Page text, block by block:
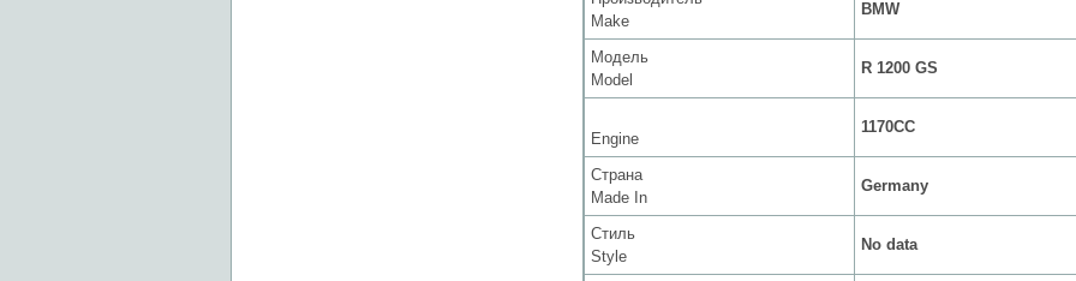
Make
BMW
Модель
Model
R 1200 GS
Engine
1170CC
Страна
Made In
Germany
Стиль
Style
No data